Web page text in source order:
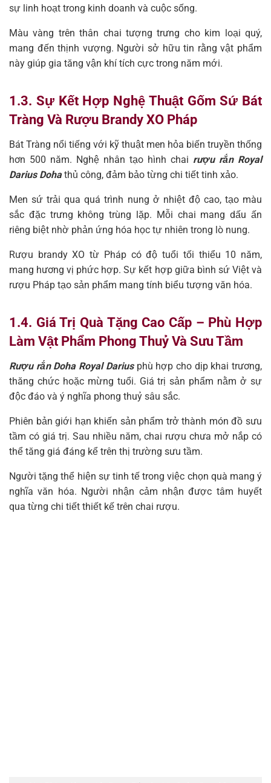
sự linh hoạt trong kinh doanh và cuộc sống.
Màu vàng trên thân chai tượng trưng cho kim loại quý,
mang đến thịnh vượng. Người sở hữu tin rằng vật phẩm
này giúp gia tăng vận khí tích cực trong năm mới.
1.3. Sự Kết Hợp Nghệ Thuật Gốm Sứ Bát
Tràng Và Rượu Brandy XO Pháp
Bát Tràng nổi tiếng với kỹ thuật men hỏa biến truyền thống
hơn 500 năm. Nghệ nhân tạo hình chai rượu rắn Royal
Darius Dohathủ công, đảm bảo từng chi tiết tinh xảo.
Men sứ trải qua quá trình nung ở nhiệt độ cao, tạo màu
sắc đặc trưng không trùng lặp. Mỗi chai mang dấu ấn
riêng biệt nhờ phản ứng hóa học tự nhiên trong lò nung.
Rượu brandy XO từ Pháp có độ tuổi tối thiểu 10 năm,
mang hương vị phức hợp. Sự kết hợp giữa bình sứ Việt và
rượu Pháp tạo sản phẩm mang tính biểu tượng văn hóa.
1.4. Giá Trị Quà Tặng Cao Cấp – Phù Hợp
Làm Vật Phẩm Phong Thuỷ Và Sưu Tầm
Rượu rắn Doha Royal Dariusphù hợp cho dịp khai trương,
thăng chức hoặc mừng tuổi. Giá trị sản phẩm nằm ở sự
độc đáo và ý nghĩa phong thuỷ sâu sắc.
Phiên bản giới hạn khiến sản phẩm trở thành món đồ sưu
tầm có giá trị. Sau nhiều năm, chai rượu chưa mở nắp có
thể tăng giá đáng kể trên thị trường sưu tầm.
Người tặng thể hiện sự tinh tế trong việc chọn quà mang ý
nghĩa văn hóa. Người nhận cảm nhận được tâm huyết
qua từng chi tiết thiết kế trên chai rượu.